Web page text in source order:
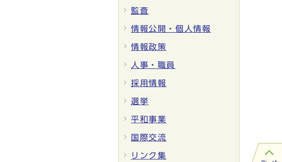
監査
情報公開・個人情報
情報政策
人事・職員
採用情報
選挙
平和事業
国際交流
リンク集